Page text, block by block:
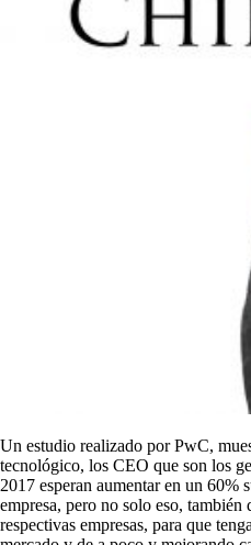
Un estudio realizado por PwC,
tecnológico, los CEO que son los
2017 esperan aumentar en un 60%
empresa, pero no solo eso, también
respectivas empresas, para que